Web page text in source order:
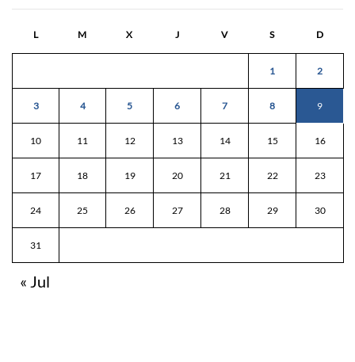
L M X J V S D
1 2
3 4 5 6 7 8 9
10 11 12 13 14 15 16
17 18 19 20 21 22 23
24 25 26 27 28 29 30
31
« Jul